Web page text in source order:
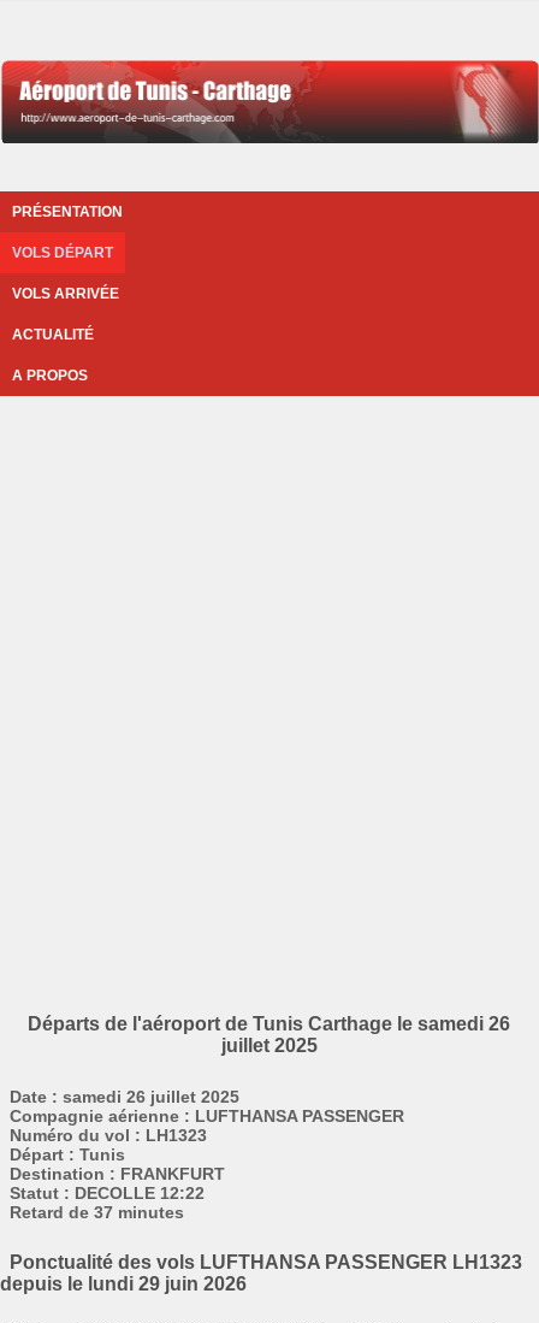
PRÉSENTATION
VOLS DÉPART
VOLS ARRIVÉE
ACTUALITÉ
A PROPOS
Départs de l'aéroport de Tunis Carthage le samedi 26
juillet 2025
Date : samedi 26 juillet 2025
Compagnie aérienne : LUFTHANSA PASSENGER
Numéro du vol : LH1323
Départ : Tunis
Destination : FRANKFURT
Statut : DECOLLE 12:22
Retard de 37 minutes
Ponctualité des vols LUFTHANSA PASSENGER LH1323
depuis le lundi 29 juin 2026